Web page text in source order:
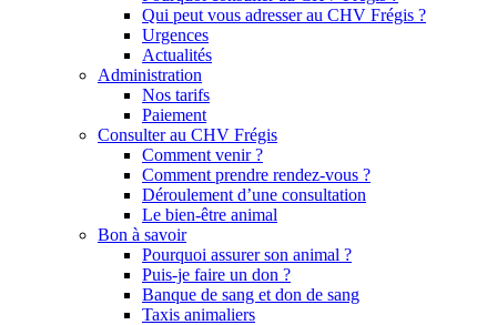
Qui peut vous adresser au CHV Frégis ?
Urgences
Actualités
Administration
Nos tarifs
Paiement
Consulter au CHV Frégis
Comment venir ?
Comment prendre rendez-vous ?
Déroulement d’une consultation
Le bien-être animal
Bon à savoir
Pourquoi assurer son animal ?
Puis-je faire un don ?
Banque de sang et don de sang
Taxis animaliers